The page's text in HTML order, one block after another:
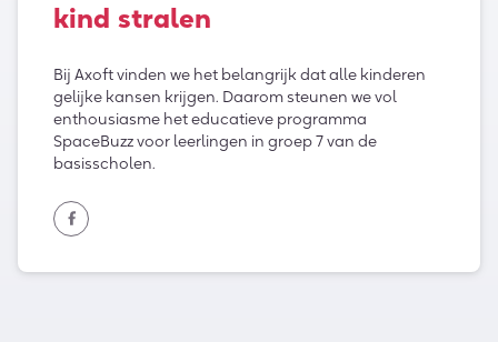
kind stralen
Bij Axoft vinden we het belangrijk dat alle kinderen
gelijke kansen krijgen. Daarom steunen we vol
enthousiasme het educatieve programma
SpaceBuzz voor leerlingen in groep 7 van de
basisscholen.